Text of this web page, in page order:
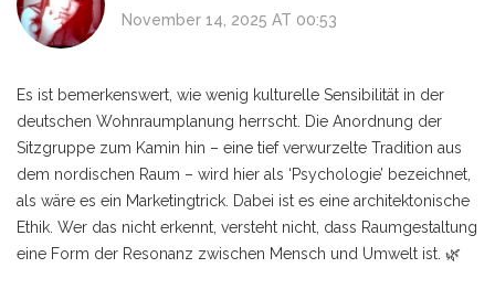
November 14, 2025 AT 00:53
Es ist bemerkenswert, wie wenig kulturelle Sensibilität in der
deutschen Wohnraumplanung herrscht. Die Anordnung der
Sitzgruppe zum Kamin hin – eine tief verwurzelte Tradition aus
dem nordischen Raum – wird hier als ‘Psychologie’ bezeichnet,
als wäre es ein Marketingtrick. Dabei ist es eine architektonische
Ethik. Wer das nicht erkennt, versteht nicht, dass Raumgestaltung
eine Form der Resonanz zwischen Mensch und Umwelt ist. 🌿